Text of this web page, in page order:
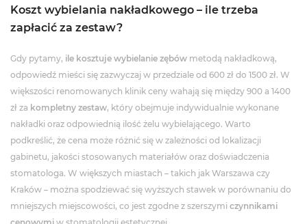
Koszt wybielania nakładkowego – ile trzeba
zapłacić za zestaw?
Gdy pytamy, ile kosztuje wybielanie zębów metodą nakładkową,
odpowiedź mieści się zazwyczaj w przedziale od 600 zł do 1500 zł. W
większości renomowanych klinik ceny wahają się między 900 a 1400
zł za kompletny zestaw, który obejmuje indywidualnie wykonane
nakładki oraz odpowiednią ilość żelu wybielającego. Warto
podkreślić, że cena może różnić się w zależności od lokalizacji
gabinetu, jakości stosowanych materiałów oraz doświadczenia
stomatologa. W większych miastach – takich jak Warszawa czy
Kraków – można spodziewać się wyższych stawek w porównaniu do
mniejszych miejscowości, co jest zgodne z szerszymi czynnikami